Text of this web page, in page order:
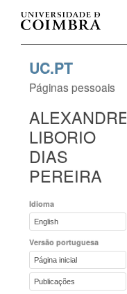
UC.PT
Páginas pessoais
ALEXANDRE
LIBORIO
DIAS
PEREIRA
Idioma
English
Versão portuguesa
Página inicial
Publicações